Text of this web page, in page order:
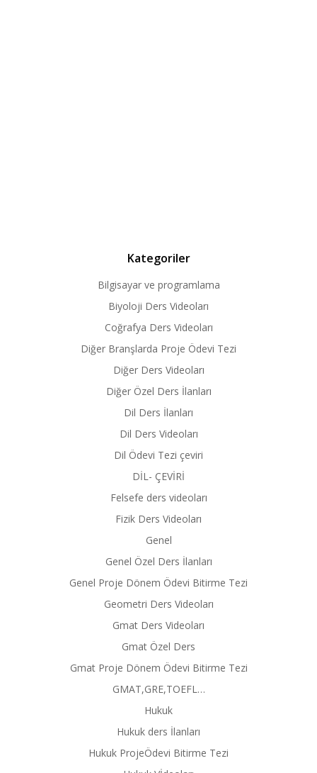
Kategoriler
Bilgisayar ve programlama
Biyoloji Ders Videoları
Coğrafya Ders Videoları
Diğer Branşlarda Proje Ödevi Tezi
Diğer Ders Videoları
Diğer Özel Ders İlanları
Dil Ders İlanları
Dil Ders Videoları
Dil Ödevi Tezi çeviri
DİL- ÇEVİRİ
Felsefe ders videoları
Fizik Ders Videoları
Genel
Genel Özel Ders İlanları
Genel Proje Dönem Ödevi Bitirme Tezi
Geometri Ders Videoları
Gmat Ders Videoları
Gmat Özel Ders
Gmat Proje Dönem Ödevi Bitirme Tezi
GMAT,GRE,TOEFL…
Hukuk
Hukuk ders İlanları
Hukuk ProjeÖdevi Bitirme Tezi